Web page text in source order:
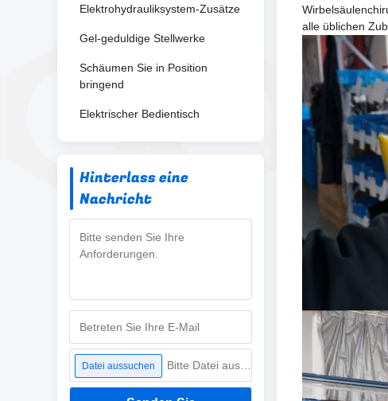
Elektrohydrauliksystem-Zusätze
Gel-geduldige Stellwerke
Schäumen Sie in Position
bringend
Elektrischer Bedientisch
Hinterlass eine
Nachricht
Datei aussuchen
alle üblichen